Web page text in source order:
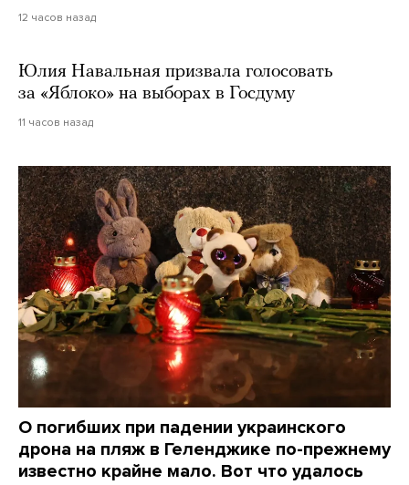
12 часов назад
Юлия Навальная призвала голосовать
за «Яблоко» на выборах в Госдуму
11 часов назад
О погибших при падении украинского
дрона на пляж в Геленджике по-прежнему
известно крайне мало. Вот что удалось